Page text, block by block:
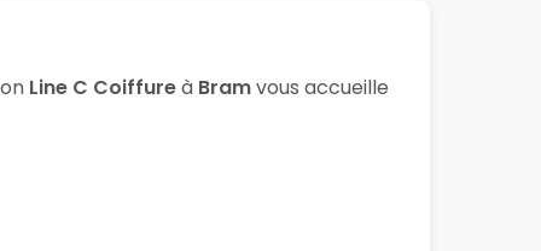
Line C Coiffureà Bramvous accueille